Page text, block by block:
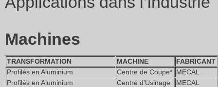
Machines
TRANSFORMATION MACHINE
FABRICANT
Profilés en Aluminium
Centre de Coupe* MECAL
Profilés en Aluminium
Centre d'Usinage
MECAL